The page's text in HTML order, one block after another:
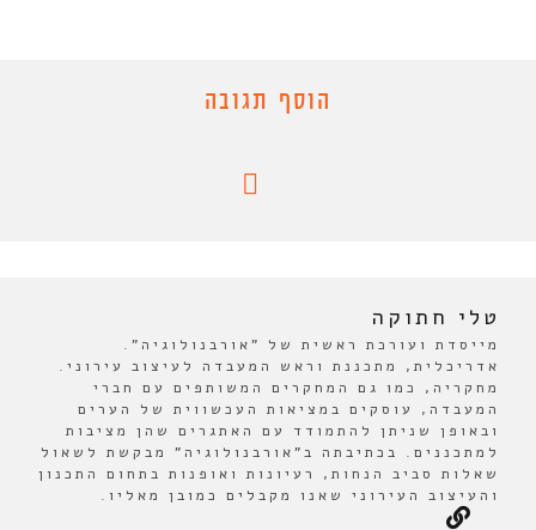
הוסף תגובה
טלי חתוקה
מייסדת ועורכת ראשית של "אורבנולוגיה".
אדריכלית, מתכננת וראש המעבדה לעיצוב עירוני.
מחקריה, כמו גם המחקרים המשותפים עם חברי
המעבדה, עוסקים במציאות העכשווית של הערים
ובאופן שניתן להתמודד עם האתגרים שהן מציבות
למתכננים. בכתיבתה ב"אורבנולוגיה" מבקשת לשאול
שאלות סביב הנחות, רעיונות ואופנות בתחום התכנון
והעיצוב העירוני שאנו מקבלים כמובן מאליו.